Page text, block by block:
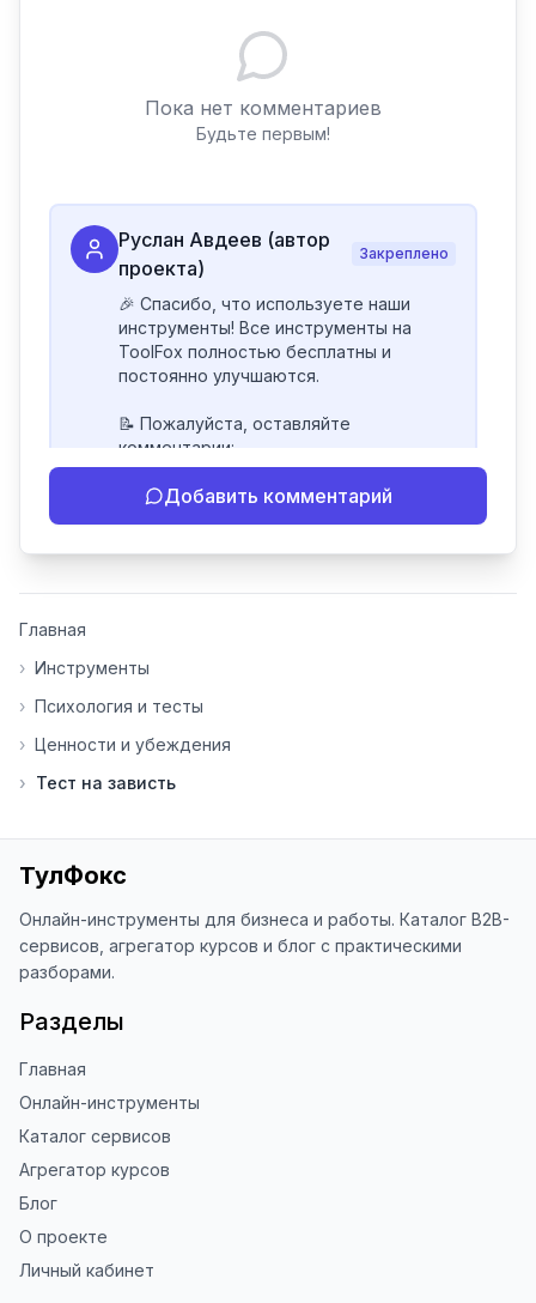
Пока нет комментариев
Будьте первым!
Руслан Авдеев (автор
проекта)
Закреплено
🎉 Спасибо, что используете наши
инструменты! Все инструменты на
ToolFox полностью бесплатны и
постоянно улучшаются.
📝 Пожалуйста, оставляйте
комментарии:
- Если инструмент работает
некорректно
инструменты нуждаются в доработке.
основе вашей обратной связи.
⭐ Если вам нравится ToolFox — буду
благодарен за отзыв о сайте в
наши инструменты!
Благодарю за доверие и
использование ToolFox! 🚀
Добавить комментарий
Главная
› Инструменты
› Психология и тесты
› Ценности и убеждения
› Тест на зависть
ТулФокс
Онлайн-инструменты для бизнеса и работы. Каталог B2B-
сервисов, агрегатор курсов и блог с практическими
разборами.
Разделы
Главная
Онлайн-инструменты
Каталог сервисов
Агрегатор курсов
Блог
О проекте
Личный кабинет